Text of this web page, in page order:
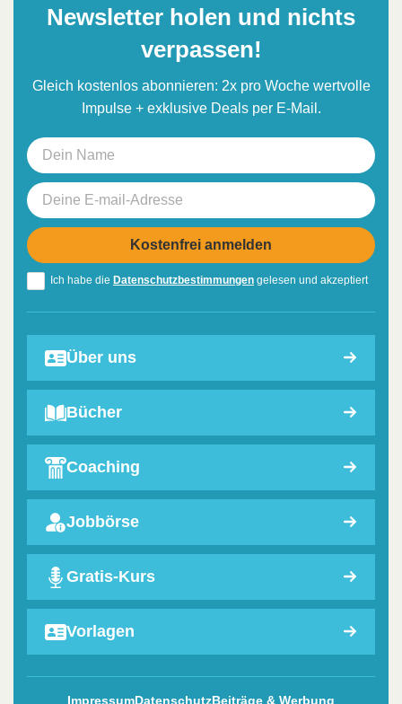
Newsletter holen und nichts
verpassen!
Gleich kostenlos abonnieren: 2x pro Woche wertvolle
Impulse + exklusive Deals per E-Mail.
Ich habe die Datenschutzbestimmungen gelesen und akzeptiert
Über uns
Bücher
Coaching
Jobbörse
Gratis-Kurs
Vorlagen
ImpressumDatenschutzBeiträge & Werbung